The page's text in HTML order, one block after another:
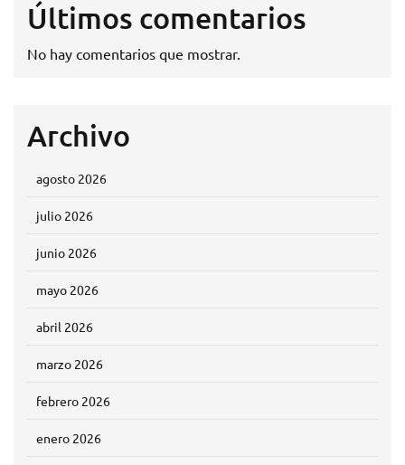
Últimos comentarios
No hay comentarios que mostrar.
Archivo
agosto 2026
julio 2026
junio 2026
mayo 2026
abril 2026
marzo 2026
febrero 2026
enero 2026